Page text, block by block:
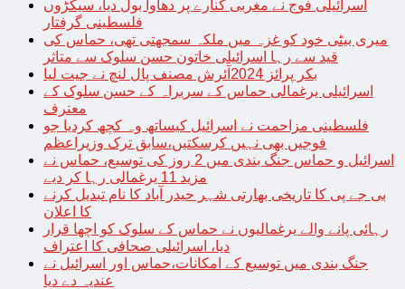
اسرائیلی فوج نے مغربی کنارے پر دھاوا بول دیا، سیکڑوں
فلسطینی گرفتار
میری بیٹی خود کو غزہ میں ملکہ سمجھتی تھی، حماس کی
قید سے رہا اسرائیلی خاتون حسن سلوک سے متاثر
بکر پرائز 2024آئرش مصنف پال لنچ نے جیت لیا
اسرائیلی یرغمالی حماس کے سربراہ کے حسن سلوک کے
معترف
فلسطینی مزاحمت نے اسرائیل کیساتھ وہ کچھ کردیا جو
فوجیں بھی نہیں کرسکتیں،سابق ترک وزیراعظم
اسرائیل و حماس جنگ بندی میں 2 روز کی توسیع، حماس نے
مزید 11 یرغمالی رہا کر دیے
بی جے پی کا تاریخی بھارتی شہر حیدر آباد کا نام تبدیل کرنے
کا اعلان
رہائی پانے والے یرغمالیوں نے حماس کے سلوک کو اچھا قرار
دیا، اسرائیلی صحافی کا اعتراف
جنگ بندی میں توسیع کے امکانات،حماس اور اسرائیل نے
عندیہ دے دیا